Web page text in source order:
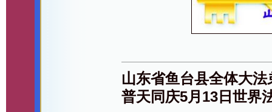
山东省鱼台县全体大
普天同庆5月13日世界